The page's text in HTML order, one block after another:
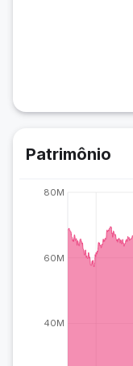
Patrimônio
40M
60M
80M